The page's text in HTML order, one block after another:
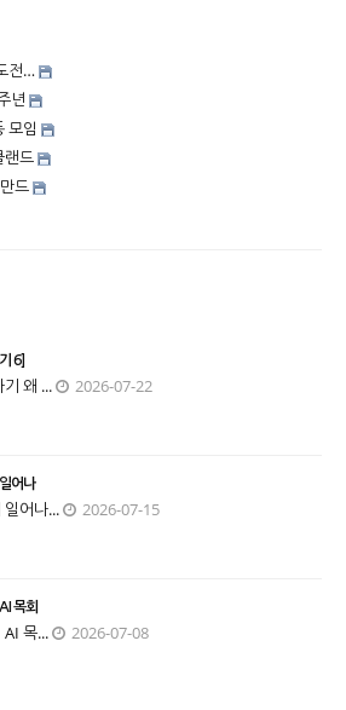
전…
년
모임
랜드
드
6]
기 왜 ... 2026-07-22
어나
어나... 2026-07-15
목회
AI 목... 2026-07-08